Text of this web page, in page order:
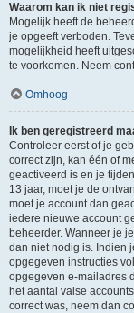
Waarom kan ik niet
Mogelijk heeft de
je opgeeft verboden.
mogelijkheid heeft
te voorkomen. Neem
Omhoog
Ik ben geregistreerd
Controleer eerst of je
correct zijn, kan één of
geactiveerd is en je
13 jaar, moet je de
moet je account dan
iedere nieuwe account
beheerder. Wanneer je
dan niet nodig is. Indien
opgegeven instructies
opgegeven e-mailadres
het aantal valse
correct was, neem dan